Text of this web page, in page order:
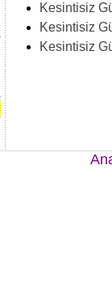
Kesintisiz
Kesintisiz
Kesintisiz